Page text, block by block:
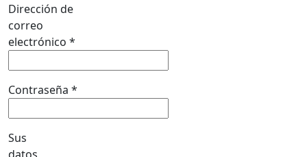
Dirección de
correo
electrónico *
Contraseña *
Sus